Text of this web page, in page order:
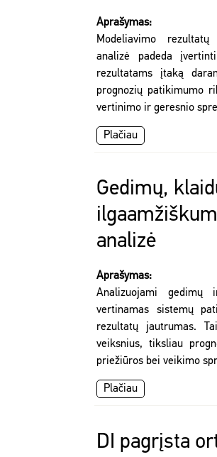
Aprašymas:
Modeliavimo
analizė padeda
rezultatams įtaką
prognozių patikimumo
vertinimo ir geresnio
Plačiau
Gedimų,
analizė
Aprašymas:
Analizuojami gedimų
vertinamas sistemų
rezultatų jautrumas.
veiksnius, tiksliau
priežiūros bei veikimo
Plačiau
DI pagrįsta